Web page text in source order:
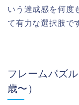
いう達成感を何度
て有力な選択肢で
フレームパズ
歳〜）